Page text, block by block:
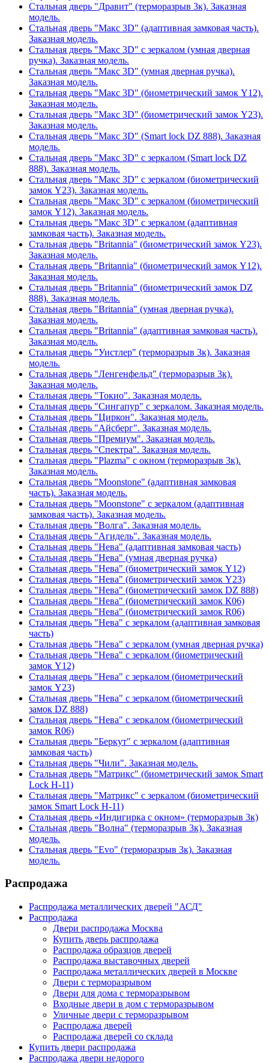
Стальная дверь "Дравит" (терморазрыв 3к). Заказная
модель.
Стальная дверь "Макс 3D" (адаптивная замковая часть).
Заказная модель.
Стальная дверь "Макс 3D" с зеркалом (умная дверная
ручка). Заказная модель.
Стальная дверь "Макс 3D" (умная дверная ручка).
Заказная модель.
Стальная дверь "Макс 3D" (биометрический замок Y12).
Заказная модель.
Стальная дверь "Макс 3D" (биометрический замок Y23).
Заказная модель.
Стальная дверь "Макс 3D" (Smart lock DZ 888). Заказная
модель.
Стальная дверь "Макс 3D" с зеркалом (Smart lock DZ
888). Заказная модель.
Стальная дверь "Макс 3D" с зеркалом (биометрический
замок Y23). Заказная модель.
Стальная дверь "Макс 3D" с зеркалом (биометрический
замок Y12). Заказная модель.
Стальная дверь "Макс 3D" с зеркалом (адаптивная
замковая часть). Заказная модель.
Стальная дверь "Britannia" (биометрический замок Y23).
Заказная модель.
Стальная дверь "Britannia" (биометрический замок Y12).
Заказная модель.
Стальная дверь "Britannia" (биометрический замок DZ
888). Заказная модель.
Стальная дверь "Britannia" (умная дверная ручка).
Заказная модель.
Стальная дверь "Britannia" (адаптивная замковая часть).
Заказная модель.
Стальная дверь "Уистлер" (терморазрыв 3к). Заказная
модель.
Стальная дверь "Ленгенфельд" (терморазрыв 3к).
Заказная модель.
Стальная дверь "Токио". Заказная модель.
Стальная дверь "Сингапур" с зеркалом. Заказная модель.
Стальная дверь "Циркон". Заказная модель.
Стальная дверь "Айсберг". Заказная модель.
Стальная дверь "Премиум". Заказная модель.
Стальная дверь "Спектра". Заказная модель.
Стальная дверь "Plazma" с окном (терморазрыв 3к).
Заказная модель.
Стальная дверь "Moonstone" (адаптивная замковая
часть). Заказная модель.
Стальная дверь "Moonstone" с зеркалом (адаптивная
замковая часть). Заказная модель.
Стальная дверь "Волга". Заказная модель.
Стальная дверь "Агидель". Заказная модель.
Стальная дверь "Нева" (адаптивная замковая часть)
Стальная дверь "Нева" (умная дверная ручка)
Стальная дверь "Нева" (биометрический замок Y12)
Стальная дверь "Нева" (биометрический замок Y23)
Стальная дверь "Нева" (биометрический замок DZ 888)
Стальная дверь "Нева" (биометрический замок К06)
Стальная дверь "Нева" (биометрический замок R06)
Стальная дверь "Нева" с зеркалом (адаптивная замковая
часть)
Стальная дверь "Нева" с зеркалом (умная дверная ручка)
Стальная дверь "Нева" с зеркалом (биометрический
замок Y12)
Стальная дверь "Нева" с зеркалом (биометрический
замок Y23)
Стальная дверь "Нева" с зеркалом (биометрический
замок DZ 888)
Стальная дверь "Нева" с зеркалом (биометрический
замок R06)
Стальная дверь "Беркут" с зеркалом (адаптивная
замковая часть)
Стальная дверь "Чили". Заказная модель.
Стальная дверь "Матрикс" (биометрический замок Smart
Lock H-11)
Стальная дверь "Матрикс" с зеркалом (биометрический
замок Smart Lock H-11)
Стальная дверь «Индигирка с окном» (терморазрыв 3к)
Стальная дверь "Волна" (терморазрыв 3к). Заказная
модель.
Стальная дверь "Evo" (терморазрыв 3к). Заказная
модель.
Распродажа
Распродажа металлических дверей "АСД"
Распродажа
Двери распродажа Москва
Купить дверь распродажа
Распродажа образцов дверей
Распродажа выставочных дверей
Распродажа металлических дверей в Москве
Двери с терморазрывом
Двери для дома с терморазрывом
Входные двери в дом с терморазрывом
Уличные двери с терморазрывом
Распродажа дверей
Распродажа дверей со склада
Купить двери распродажа
Распродажа двери недорого